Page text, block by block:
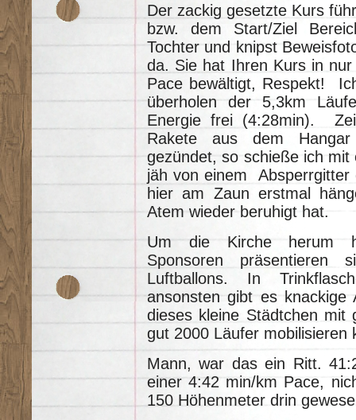
Der zackig gesetzte Kurs
bzw. dem Start/Ziel
Tochter und knipst
da. Sie hat Ihren Kurs in
Pace bewältigt, Respekt!
überholen der 5,3km
Energie frei (4:28min).
Rakete aus dem
gezündet, so schieße ich
jäh von einem Absperrgitter
hier am Zaun erstmal
Atem wieder beruhigt hat.
Um die Kirche herum
Sponsoren präsentieren
Luftballons. In
ansonsten gibt es knackige
dieses kleine Städtchen mit
gut 2000 Läufer mobilisieren
Mann, war das ein Ritt.
einer 4:42 min/km Pace,
150 Höhenmeter drin